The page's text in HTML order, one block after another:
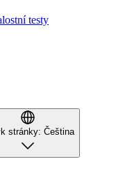
testy
stránky: Čeština